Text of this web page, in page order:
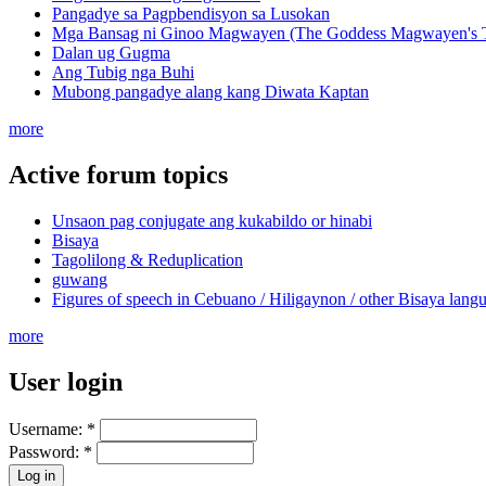
Pangadye sa Pagpbendisyon sa Lusokan
Mga Bansag ni Ginoo Magwayen (The Goddess Magwayen's
Dalan ug Gugma
Ang Tubig nga Buhi
Mubong pangadye alang kang Diwata Kaptan
more
Active forum topics
Unsaon pag conjugate ang kukabildo or hinabi
Bisaya
Tagolilong & Reduplication
guwang
Figures of speech in Cebuano / Hiligaynon / other Bisaya
more
User login
Username: *
Password: *